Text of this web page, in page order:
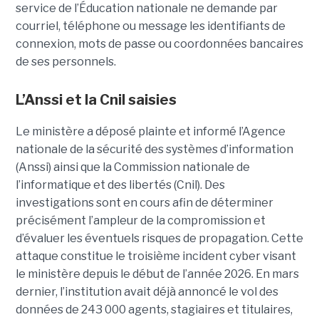
service de l’Éducation nationale ne demande par
courriel, téléphone ou message les identifiants de
connexion, mots de passe ou coordonnées bancaires
de ses personnels.
L’Anssi et la Cnil saisies
Le ministère a déposé plainte et informé l’Agence
nationale de la sécurité des systèmes d’information
(Anssi) ainsi que la Commission nationale de
l’informatique et des libertés (Cnil). Des
investigations sont en cours afin de déterminer
précisément l’ampleur de la compromission et
d’évaluer les éventuels risques de propagation. Cette
attaque constitue le troisième incident cyber visant
le ministère depuis le début de l’année 2026. En mars
dernier, l’institution avait déjà annoncé le vol des
données de 243 000 agents, stagiaires et titulaires,